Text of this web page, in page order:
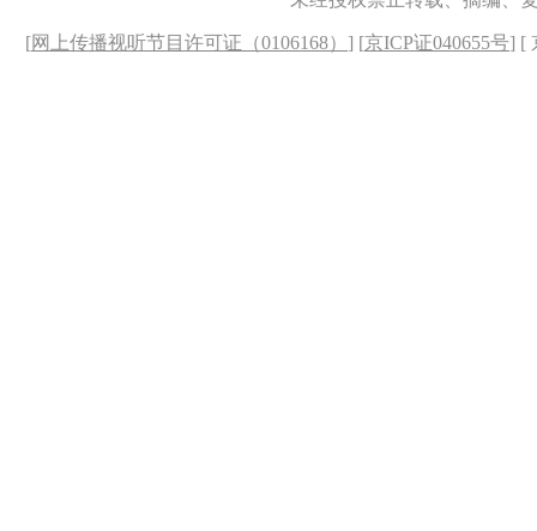
[网上传播视听节目许可证（0106168） ] [京ICP证040655号] [